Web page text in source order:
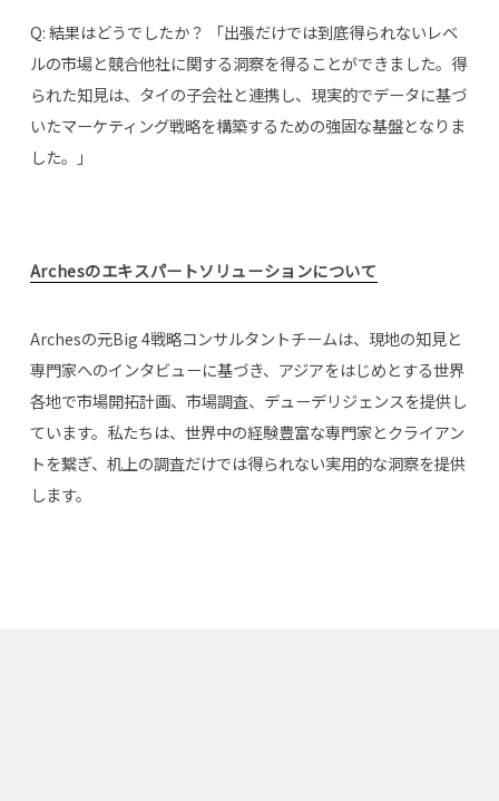
Q: 結果はどうでしたか？ 「出張だけでは到底得られないレベ
ルの市場と競合他社に関する洞察を得ることができました。得
られた知見は、タイの子会社と連携し、現実的でデータに基づ
いたマーケティング戦略を構築するための強固な基盤となりま
した。」
Archesのエキスパートソリューションについて
Archesの元Big 4戦略コンサルタントチームは、現地の知見と
専門家へのインタビューに基づき、アジアをはじめとする世界
各地で市場開拓計画、市場調査、デューデリジェンスを提供し
ています。私たちは、世界中の経験豊富な専門家とクライアン
トを繋ぎ、机上の調査だけでは得られない実用的な洞察を提供
します。